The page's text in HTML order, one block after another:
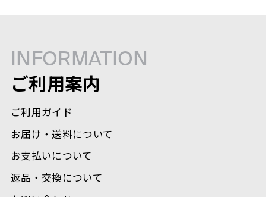
INFORMATION
ご利用案内
ご利用ガイド
お届け・送料について
お支払いについて
返品・交換について